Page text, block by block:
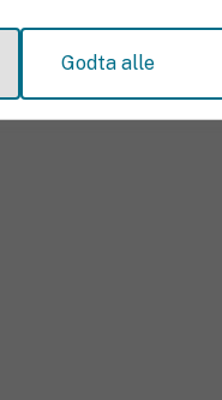
Godta alle